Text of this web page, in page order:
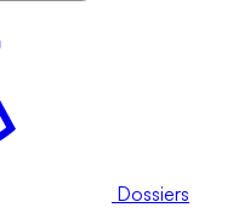
Dossiers